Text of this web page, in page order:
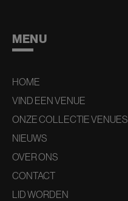
MENU
HOME
VIND EEN VENUE
ONZE COLLECTIE VENUES
NIEUWS
OVER ONS
CONTACT
LID WORDEN